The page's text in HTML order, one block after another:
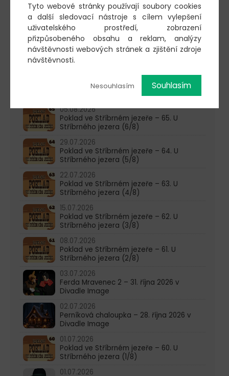
KOUPIT VSTUPENKY →
603 805 271
pondělí-čtvrtek: 10:00-16:00
05.08.2026
Poklad ve Stříbrném jezeře – 65. U
Stříbrného jezera (6/8)
29.07.2026
Poklad ve Stříbrném jezeře – 64. U
Stříbrného jezera (5/8)
22.07.2026
Poklad ve Stříbrném jezeře – 63. U
Stříbrného jezera (4/8)
15.07.2026
Poklad ve Stříbrném jezeře – 62. U
Stříbrného jezera (3/8)
08.07.2026
Poklad ve Stříbrném jezeře – 61. U
Stříbrného jezera (2/8)
03.07.2026
Ferda Mravenec 2 – 31. října 2026 v
Divadle Image
02.07.2026
Perníková chaloupka – 28. října 2026 v
Divadle Image
01.07.2026
Poklad ve Stříbrném jezeře – 60. U
Stříbrného jezera (1/8)
01.07.2026
Tyto webové stránky používají soubory cookies
a další sledovací nástroje s cílem vylepšení
uživatelského prostředí, zobrazení
přizpůsobeného obsahu a reklam, analýzy
návštěvnosti webových stránek a zjištění zdroje
návštěvnosti.
Nesouhlasím Souhlasím